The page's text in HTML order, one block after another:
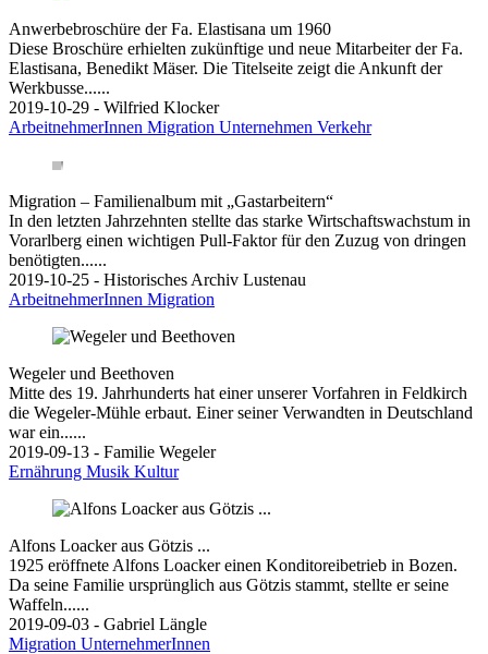
Anwerbebroschüre der Fa. Elastisana um 1960
Diese Broschüre erhielten zukünftige und neue Mitarbeiter der Fa.
Elastisana, Benedikt Mäser. Die Titelseite zeigt die Ankunft der
Werkbusse......
2019-10-29 - Wilfried Klocker
ArbeitnehmerInnen Migration Unternehmen Verkehr
Migration – Familienalbum mit „Gastarbeitern“
In den letzten Jahrzehnten stellte das starke Wirtschaftswachstum in
Vorarlberg einen wichtigen Pull-Faktor für den Zuzug von dringen
benötigten......
2019-10-25 - Historisches Archiv Lustenau
ArbeitnehmerInnen Migration
Wegeler und Beethoven
Mitte des 19. Jahrhunderts hat einer unserer Vorfahren in Feldkirch
die Wegeler-Mühle erbaut. Einer seiner Verwandten in Deutschland
war ein......
2019-09-13 - Familie Wegeler
Ernährung Musik Kultur
Alfons Loacker aus Götzis ...
1925 eröffnete Alfons Loacker einen Konditoreibetrieb in Bozen.
Da seine Familie ursprünglich aus Götzis stammt, stellte er seine
Waffeln......
2019-09-03 - Gabriel Längle
Migration UnternehmerInnen